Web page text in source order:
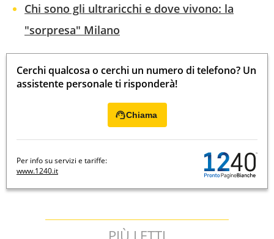
Chi sono gli ultraricchi e dove vivono: la
"sorpresa" Milano
Cerchi qualcosa o cerchi un numero di telefono? Un
assistente personale ti risponderà!
Chiama
Per info su servizi e tariffe:
www.1240.it